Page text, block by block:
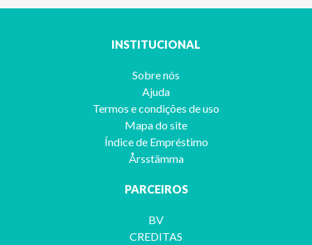
INSTITUCIONAL
Sobre nós
Ajuda
Termos e condições de uso
Mapa do site
Índice de Empréstimo
Årsstämma
PARCEIROS
BV
CREDITAS